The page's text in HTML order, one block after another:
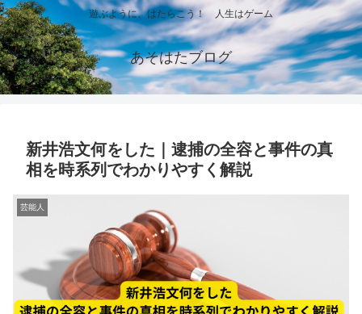
遊ぶように、はたらこう！ 人生はゲーム
あそはたブログ
新井浩文何をした｜逮捕の全容と事件の真
相を時系列でわかりやすく解説
芸能人